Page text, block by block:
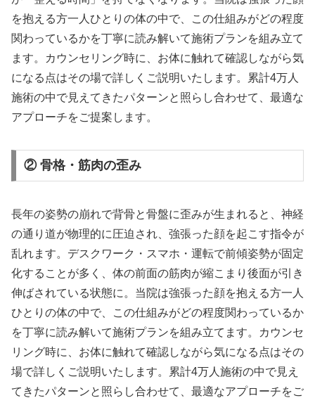
を抱える方一人ひとりの体の中で、この仕組みがどの程度
関わっているかを丁寧に読み解いて施術プランを組み立て
ます。カウンセリング時に、お体に触れて確認しながら気
になる点はその場で詳しくご説明いたします。累計4万人
施術の中で見えてきたパターンと照らし合わせて、最適な
アプローチをご提案します。
② 骨格・筋肉の歪み
長年の姿勢の崩れで背骨と骨盤に歪みが生まれると、神経
の通り道が物理的に圧迫され、強張った顔を起こす指令が
乱れます。デスクワーク・スマホ・運転で前傾姿勢が固定
化することが多く、体の前面の筋肉が縮こまり後面が引き
伸ばされている状態に。当院は強張った顔を抱える方一人
ひとりの体の中で、この仕組みがどの程度関わっているか
を丁寧に読み解いて施術プランを組み立てます。カウンセ
リング時に、お体に触れて確認しながら気になる点はその
場で詳しくご説明いたします。累計4万人施術の中で見え
てきたパターンと照らし合わせて、最適なアプローチをご